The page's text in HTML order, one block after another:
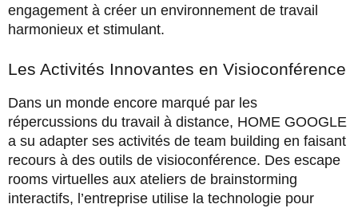
engagement à créer un environnement de travail
harmonieux et stimulant.
Les Activités Innovantes en Visioconférence
Dans un monde encore marqué par les
répercussions du travail à distance, HOME GOOGLE
a su adapter ses activités de team building en faisant
recours à des outils de visioconférence. Des escape
rooms virtuelles aux ateliers de brainstorming
interactifs, l’entreprise utilise la technologie pour